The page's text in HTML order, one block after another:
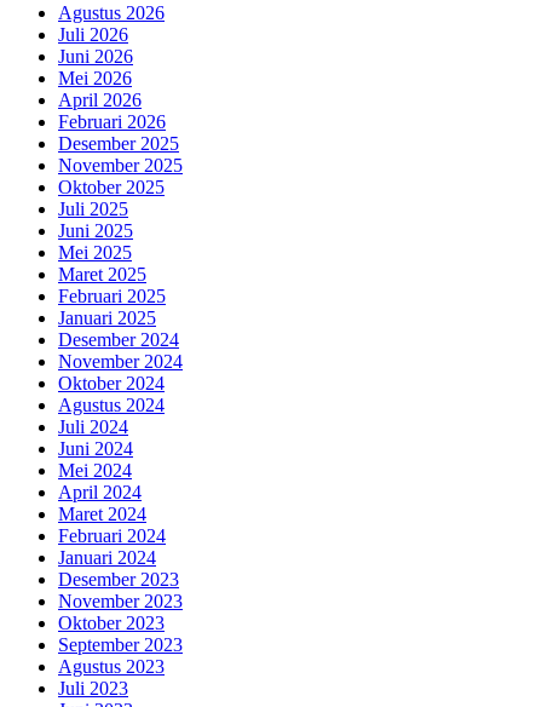
Agustus 2026
Juli 2026
Juni 2026
Mei 2026
April 2026
Februari 2026
Desember 2025
November 2025
Oktober 2025
Juli 2025
Juni 2025
Mei 2025
Maret 2025
Februari 2025
Januari 2025
Desember 2024
November 2024
Oktober 2024
Agustus 2024
Juli 2024
Juni 2024
Mei 2024
April 2024
Maret 2024
Februari 2024
Januari 2024
Desember 2023
November 2023
Oktober 2023
September 2023
Agustus 2023
Juli 2023